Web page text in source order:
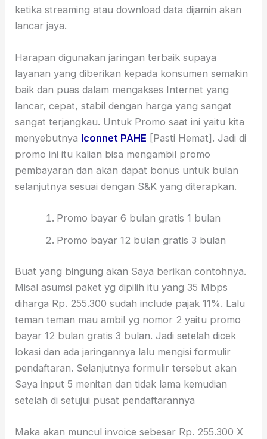
ketika streaming atau download data dijamin akan
lancar jaya.
Harapan digunakan jaringan terbaik supaya
layanan yang diberikan kepada konsumen semakin
baik dan puas dalam mengakses Internet yang
lancar, cepat, stabil dengan harga yang sangat
sangat terjangkau. Untuk Promo saat ini yaitu kita
menyebutnya Iconnet PAHE [Pasti Hemat]. Jadi di
promo ini itu kalian bisa mengambil promo
pembayaran dan akan dapat bonus untuk bulan
selanjutnya sesuai dengan S&K yang diterapkan.
Promo bayar 6 bulan gratis 1 bulan
Promo bayar 12 bulan gratis 3 bulan
Buat yang bingung akan Saya berikan contohnya.
Misal asumsi paket yg dipilih itu yang 35 Mbps
diharga Rp. 255.300 sudah include pajak 11%. Lalu
teman teman mau ambil yg nomor 2 yaitu promo
bayar 12 bulan gratis 3 bulan. Jadi setelah dicek
lokasi dan ada jaringannya lalu mengisi formulir
pendaftaran. Selanjutnya formulir tersebut akan
Saya input 5 menitan dan tidak lama kemudian
setelah di setujui pusat pendaftarannya
Maka akan muncul invoice sebesar Rp. 255.300 X